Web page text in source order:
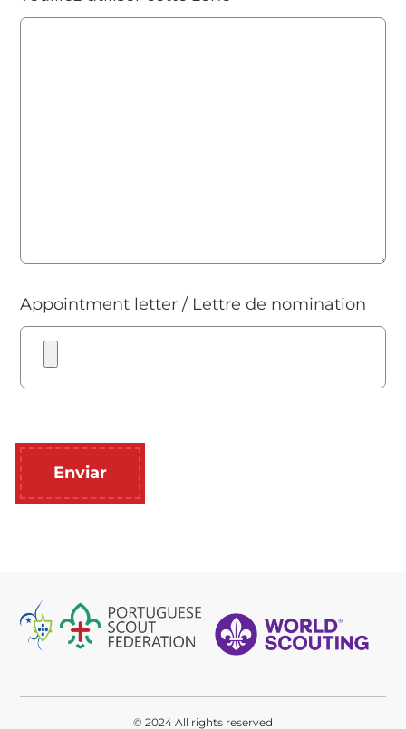
Appointment letter / Lettre de nomination
© 2024 All rights reserved